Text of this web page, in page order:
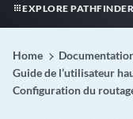
EXPLORE
Home
Guide de l’utilisateur
Configuration du